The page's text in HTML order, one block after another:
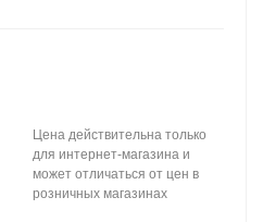
Цена действительна только
для интернет-магазина и
может отличаться от цен в
розничных магазинах